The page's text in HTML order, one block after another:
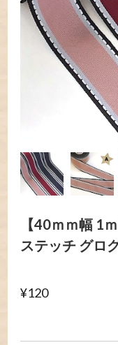
【40ｍｍ幅 1
ステッチ グロ
¥120